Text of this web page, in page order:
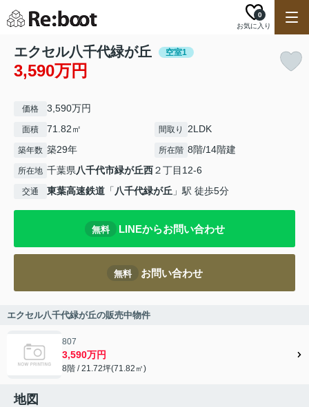
お気に入り
0
エクセル八千代緑が丘 空室1
3,590万円
価格 3,590万円
面積 71.82㎡ 間取り 2LDK
築年数 築29年 所在階 8階/14階建
所在地 千葉県八千代市緑が丘西２丁目12-6
交通 東葉高速鉄道 「 八千代緑が丘 」駅 徒歩5分
無料 LINEからお問い合わせ
無料 お問い合わせ
エクセル八千代緑が丘の販売中物件
807
3,590万円
8階 / 21.72坪(71.82㎡)
地図